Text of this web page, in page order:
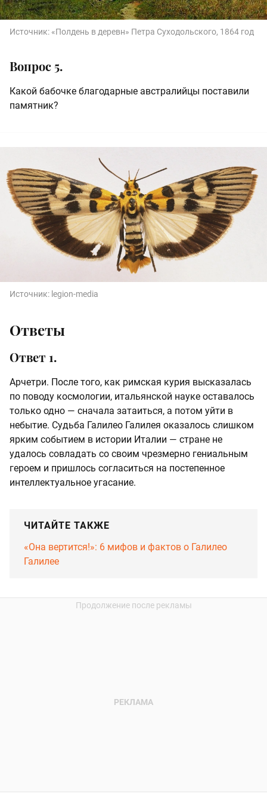
Источник: «Полдень в деревн» Петра Суходольского, 1864 год
Вопрос 5.
Какой бабочке благодарные австралийцы поставили
памятник?
Источник: legion-media
Ответы
Ответ 1.
Арчетри. После того, как римская курия высказалась
по поводу космологии, итальянской науке оставалось
только одно — сначала затаиться, а потом уйти в
небытие. Судьба Галилео Галилея оказалось слишком
ярким событием в истории Италии — стране не
удалось совладать со своим чрезмерно гениальным
героем и пришлось согласиться на постепенное
интеллектуальное угасание.
ЧИТАЙТЕ ТАКЖЕ
«Она вертится!»: 6 мифов и фактов о Галилео
Галилее